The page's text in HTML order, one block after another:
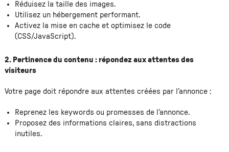
Réduisez la taille des images.
Utilisez un hébergement performant.
Activez la mise en cache et optimisez le code
(CSS/JavaScript).
2. Pertinence du contenu : répondez aux attentes des
visiteurs
Votre page doit répondre aux attentes créées par l’annonce :
Reprenez les keywords ou promesses de l’annonce.
Proposez des informations claires, sans distractions
inutiles.